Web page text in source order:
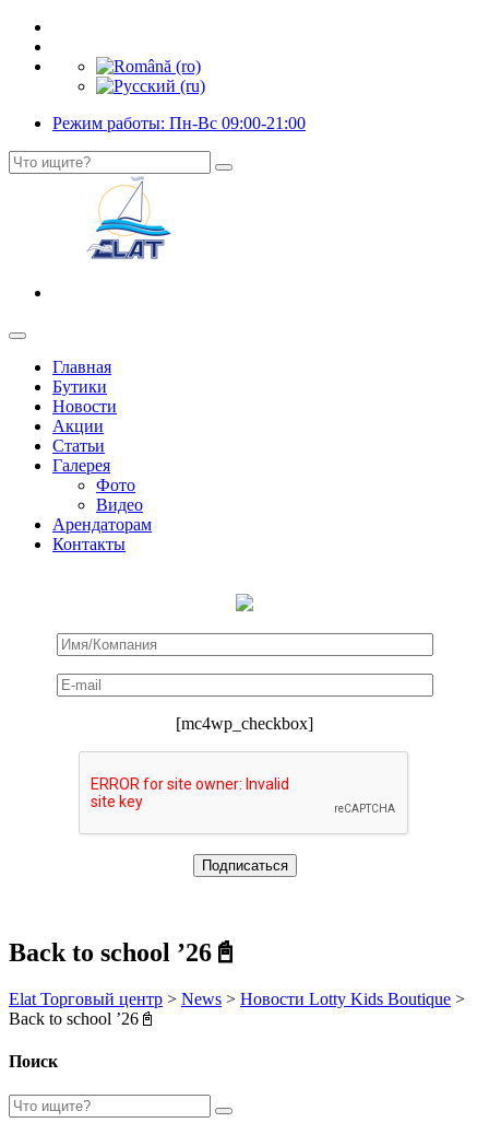
Режим работы: Пн-Вс 09:00-21:00
Главная
Бутики
Новости
Акции
Статьи
Галерея
Фото
Видео
Арендаторам
Контакты
[mc4wp_checkbox]
Back to school ’26📓
Elat Торговый центр > News > Новости Lotty Kids Boutique >
Back to school ’26📓
Поиск